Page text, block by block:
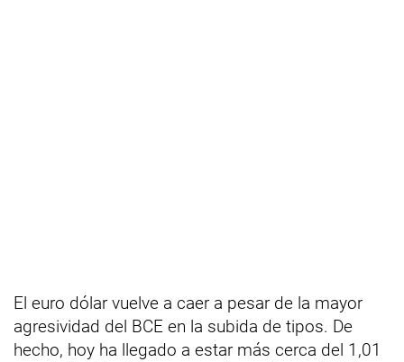
El euro dólar vuelve a caer a pesar de la mayor
agresividad del BCE en la subida de tipos. De
hecho, hoy ha llegado a estar más cerca del 1,01